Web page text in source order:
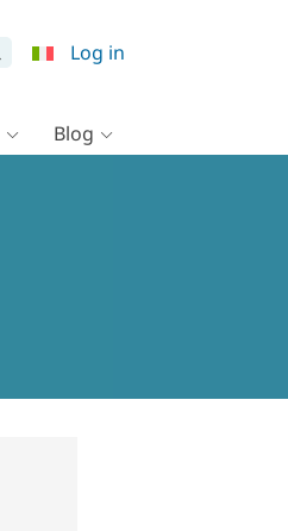
Log in
Blog